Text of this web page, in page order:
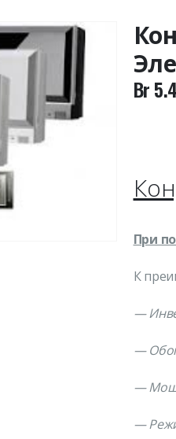
Br
При
К
—
—
—
—